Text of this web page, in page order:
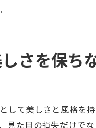
さを保ち
して美しさと風格を
見た目の損失だけで